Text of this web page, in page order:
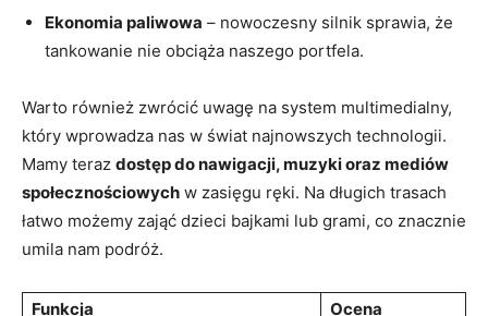
Ekonomia paliwowa – nowoczesny silnik sprawia, że
tankowanie nie obciąża naszego portfela.
Warto również zwrócić uwagę na system multimedialny,
który wprowadza nas w świat najnowszych technologii.
Mamy teraz dostęp do nawigacji, muzyki oraz mediów
społecznościowych w zasięgu ręki. Na długich trasach
łatwo możemy zająć dzieci bajkami lub grami, co znacznie
umila nam podróż.
Funkcja
Ocena